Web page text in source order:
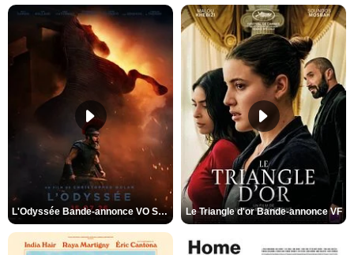
L'Odyssée Bande-annonce VO STFR Le Triangle d'or Bande-annonce VF